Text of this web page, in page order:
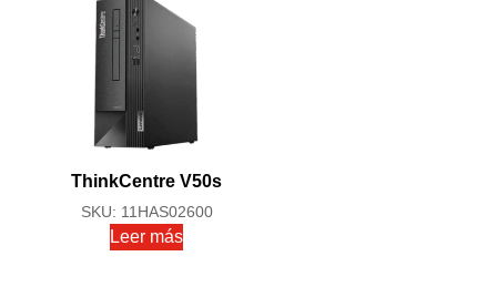
ThinkCentre V50s
SKU: 11HAS02600
Leer más